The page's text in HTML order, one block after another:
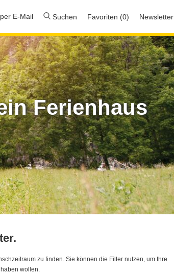
E-Mail Suchen Favoriten (0) Newsletter
Ferienhaus
zu finden. Sie können die Filter nutzen, um Ihre
wollen.